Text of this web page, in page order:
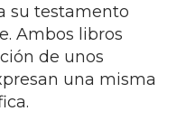
su testamento
Ambos libros
de unos
una misma